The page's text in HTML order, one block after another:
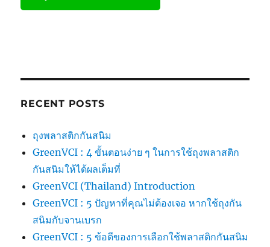
RECENT POSTS
ถุงพลาสติกกันสนิม
GreenVCI : 4 ขั้นตอนง่าย ๆ ในการใช้ถุงพลาสติก
กันสนิมให้ได้ผลเต็มที่
GreenVCI (Thailand) Introduction
GreenVCI : 5 ปัญหาที่คุณไม่ต้องเจอ หากใช้ถุงกัน
สนิมกับจานเบรก
GreenVCI : 5 ข้อดีของการเลือกใช้พลาสติกกันสนิม